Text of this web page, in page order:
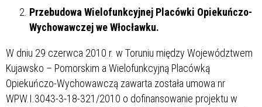
Przebudowa Wielofunkcyjnej Placówki Opiekuńczo-
Wychowawczej we Włocławku.
W dniu 29 czerwca 2010 r. w Toruniu między Województwem
Kujawsko – Pomorskim a Wielofunkcyjną Placówką
Opiekuńczo-Wychowawczą zawarta została umowa nr
WPW.I.3043-3-18-321/2010 o dofinansowanie projektu w